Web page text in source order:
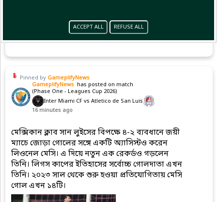
ACCEPT ALL REFUSE ALL
Open
Pinned by GameplifyNews
GameplifyNews has posted on match
(Phase One - Leagues Cup 2026)
Inter Miami CF vs Atletico de San Luis
16 minutes ago
মেক্সিকান ক্লাব সান লুইসের বিপক্ষে ৪-২ ব্যবধানে জয়ী
ম্যাচে জোড়া গোলের সঙ্গে একটি অ্যাসিস্টও করেন
লিওনেল মেসি। এ দিয়ে নতুন এক রেকর্ডও গড়লেন
তিনি। লিগস কাপের ইতিহাসের সর্বোচ্চ গোলদাতা এখন
তিনি। ২০২৩ সাল থেকে শুরু হওয়া প্রতিযোগিতায় মেসি
গোল এখন ১৪টি।